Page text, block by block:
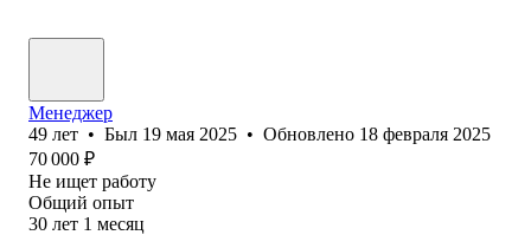
Менеджер
49 лет • Был 19 мая 2025 • Обновлено 18 февраля 2025
70 000 ₽
Не ищет работу
Общий опыт
30 лет 1 месяц